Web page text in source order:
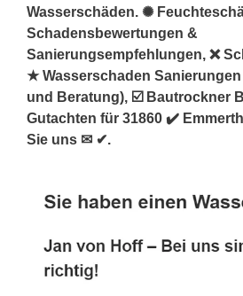
Wasserschäden. ✺
Schadensbewertungen &
Sanierungsempfehlungen, ❌
★ Wasserschaden
und Beratung), ☑️ Bautrockner
Gutachten für 31860 ✔️
Sie uns ✉ ✔.